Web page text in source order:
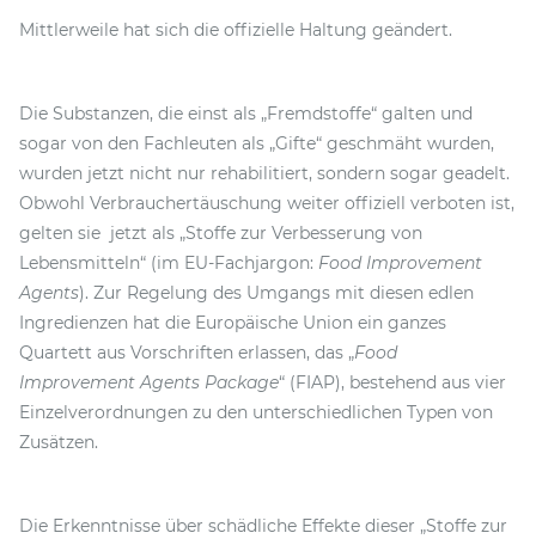
Mittlerweile hat sich die offizielle Haltung geändert.
Die Substanzen, die einst als „Fremdstoffe“ galten und
sogar von den Fachleuten als „Gifte“ geschmäht wurden,
wurden jetzt nicht nur rehabilitiert, sondern sogar geadelt.
Obwohl Verbrauchertäuschung weiter offiziell verboten ist,
gelten sie jetzt als „Stoffe zur Verbesserung von
Lebensmitteln“ (im EU-Fachjargon: Food Improvement
Agents). Zur Regelung des Umgangs mit diesen edlen
Ingredienzen hat die Europäische Union ein ganzes
Quartett aus Vorschriften erlassen, das „Food
Improvement Agents Package“ (FIAP), bestehend aus vier
Einzelverordnungen zu den unterschiedlichen Typen von
Zusätzen.
Die Erkenntnisse über schädliche Effekte dieser „Stoffe zur